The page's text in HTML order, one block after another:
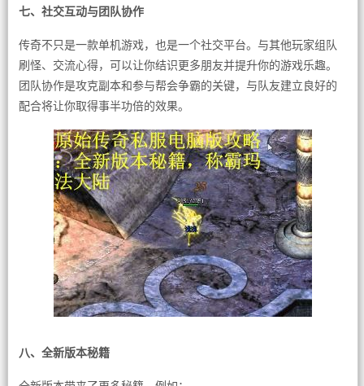
七、社交互动与团队协作
传奇不只是一款单机游戏，也是一个社交平台。与其他玩家组队
刷怪、交流心得，可以让你结识更多朋友并提升你的游戏乐趣。
团队协作是攻克副本和参与帮会争霸的关键，与队友建立良好的
配合将让你取得事半功倍的效果。
八、全新版本秘籍